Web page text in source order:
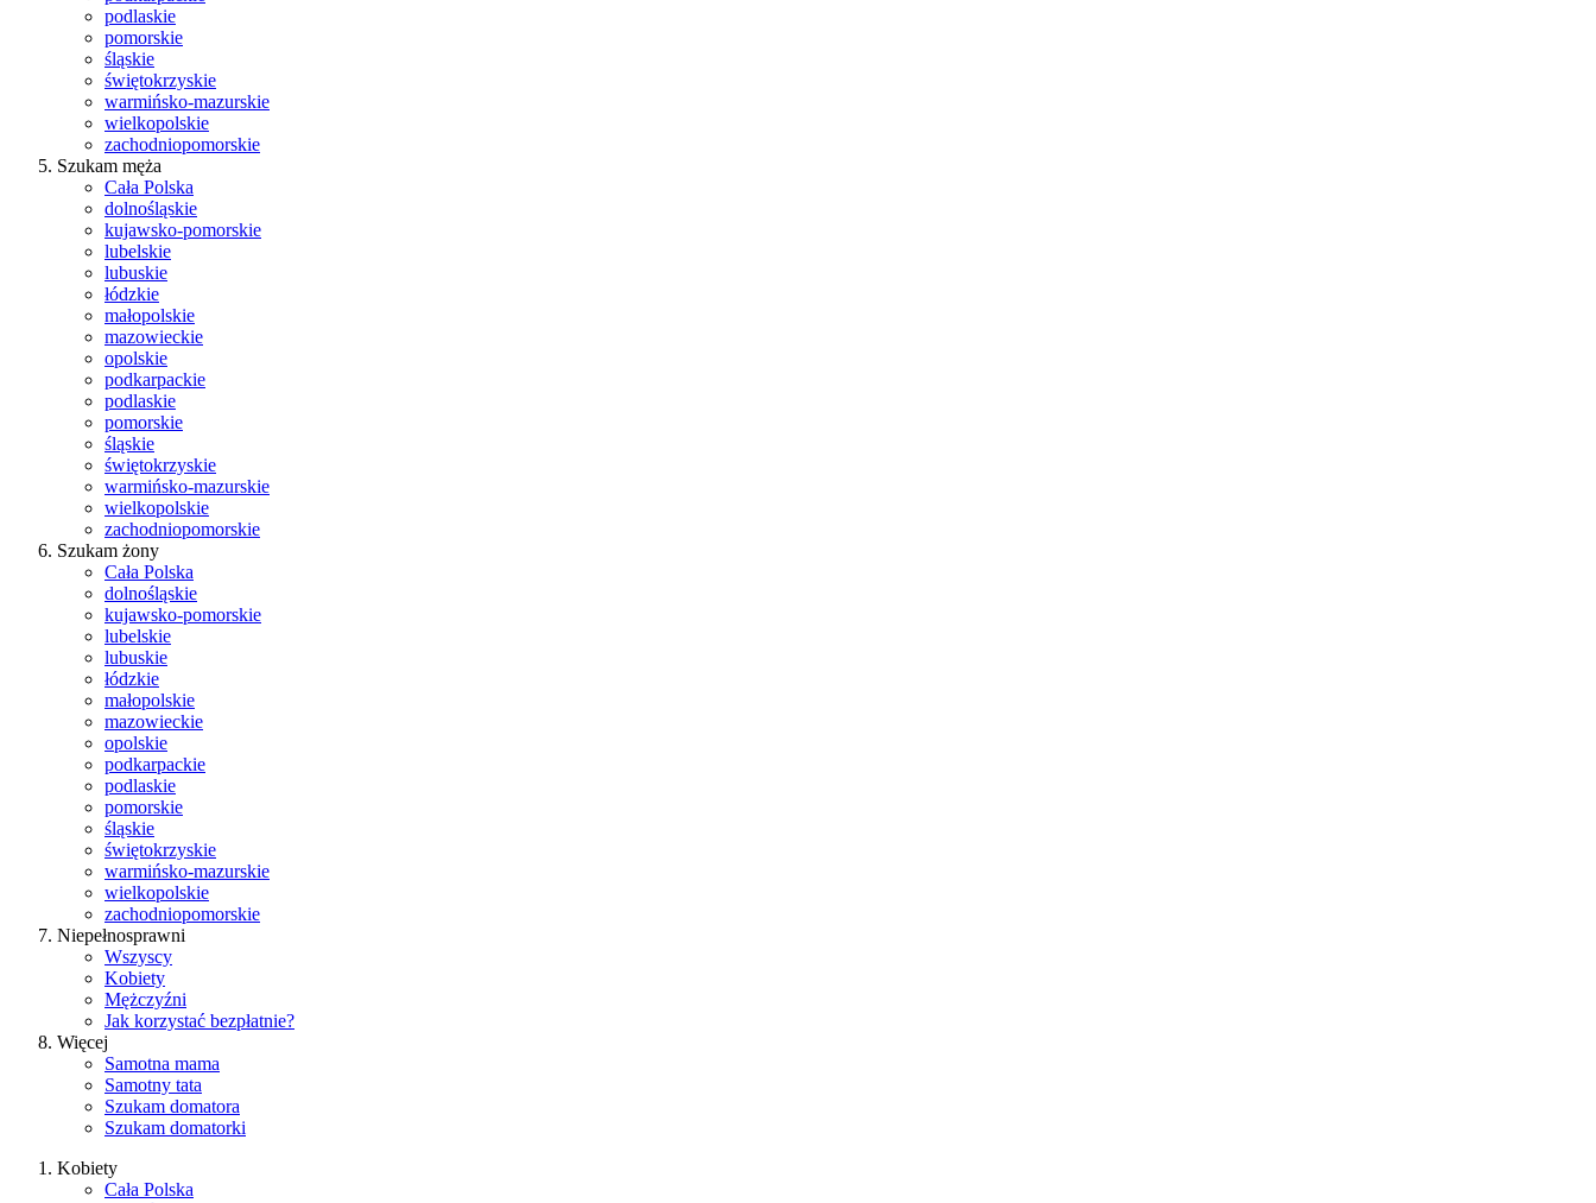
podlaskie
pomorskie
śląskie
świętokrzyskie
warmińsko-mazurskie
wielkopolskie
zachodniopomorskie
Szukam męża
Cała Polska
dolnośląskie
kujawsko-pomorskie
lubelskie
lubuskie
łódzkie
małopolskie
mazowieckie
opolskie
podkarpackie
podlaskie
pomorskie
śląskie
świętokrzyskie
warmińsko-mazurskie
wielkopolskie
zachodniopomorskie
Szukam żony
Cała Polska
dolnośląskie
kujawsko-pomorskie
lubelskie
lubuskie
łódzkie
małopolskie
mazowieckie
opolskie
podkarpackie
podlaskie
pomorskie
śląskie
świętokrzyskie
warmińsko-mazurskie
wielkopolskie
zachodniopomorskie
Niepełnosprawni
Wszyscy
Kobiety
Mężczyźni
Jak korzystać bezpłatnie?
Więcej
Samotna mama
Samotny tata
Szukam domatora
Szukam domatorki
Kobiety
Cała Polska